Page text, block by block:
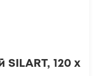
120 х